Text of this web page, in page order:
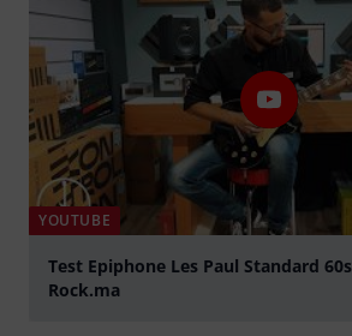
YOUTUBE
Test Epiphone Les Paul Standard
Rock.ma